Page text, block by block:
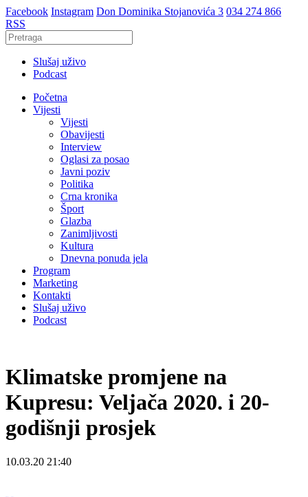
Facebook Instagram Don Dominika Stojanovića 3 034 274 866
RSS
Slušaj uživo
Podcast
Početna
Vijesti
Vijesti
Obavijesti
Interview
Oglasi za posao
Javni poziv
Politika
Crna kronika
Šport
Glazba
Zanimljivosti
Kultura
Dnevna ponuda jela
Program
Marketing
Kontakti
Slušaj uživo
Podcast
Klimatske promjene na
Kupresu: Veljača 2020. i 20-
godišnji prosjek
10.03.20 21:40